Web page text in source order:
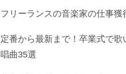
フリーランスの音楽家の仕事獲
定番から最新まで！卒業式で歌
唱曲35選